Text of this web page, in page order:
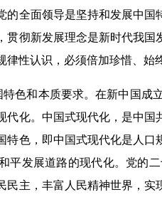
的全面领导是坚持和发展中
贯彻新发展理念是新时代我
性认识，必须倍加珍惜、
和本质要求。在新中国成
化。中国式现代化，是中
色，即中国式现代化是人
平发展道路的现代化。党的
民主，丰富人民精神世界，